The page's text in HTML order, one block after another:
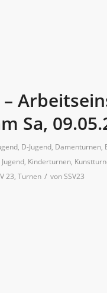
Sa,
, D-Jugend, Damenturnen,
Jugend, Kinderturnen,
23, Turnen / vonSSV23